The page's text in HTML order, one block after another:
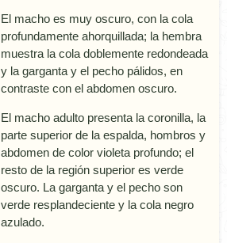
El macho es muy oscuro, con la cola
profundamente ahorquillada; la hembra
muestra la cola doblemente redondeada
y la garganta y el pecho pálidos, en
contraste con el abdomen oscuro.
El macho adulto presenta la coronilla, la
parte superior de la espalda, hombros y
abdomen de color violeta profundo; el
resto de la región superior es verde
oscuro. La garganta y el pecho son
verde resplandeciente y la cola negro
azulado.